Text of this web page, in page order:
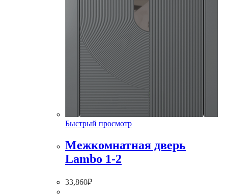
Быстрый просмотр
Межкомнатная дверь
Lambo 1-2
33,860₽